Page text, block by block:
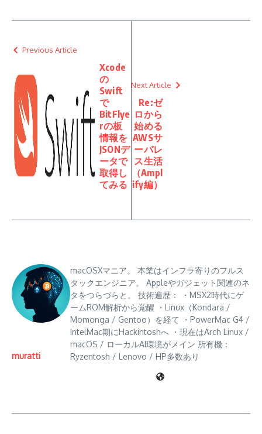
Previous Article
Xcode
の
Swift
で
BitFlye
rの板
情報を
JSONデ
ータで
取得し
てみる
Next Article
Re:ゼ
ロから
始める
AWSサ
ーバレ
ス生活
（Ampl
ify編）
muratti
macOSXマニア。 本業はインフラ寄りのフルス
タックエンジニア。 Appleやガジェット関連のネ
タをつらづらと。 技術遍歴： ・MSX2時代にゲ
ームROM解析から覚醒 ・Linux（Kondara /
Momonga / Gentoo）を経て ・PowerMac G4 /
IntelMac期にHackintoshへ ・現在はArch Linux /
macOS / ローカルAI環境がメイン 所有機：
Ryzentosh / Lenovo / HP多数あり